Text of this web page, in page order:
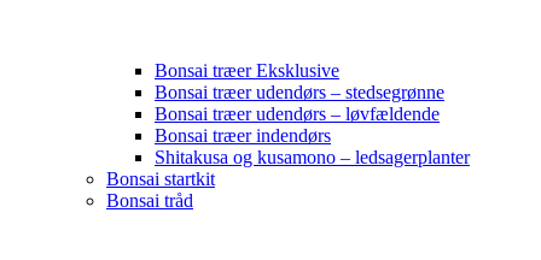
Bonsai træer Eksklusive
Bonsai træer udendørs – stedsegrønne
Bonsai træer udendørs – løvfældende
Bonsai træer indendørs
Shitakusa og kusamono – ledsagerplanter
Bonsai startkit
Bonsai tråd